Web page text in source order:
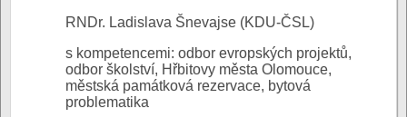
RNDr. Ladislava Šnevajse (KDU-ČSL)
s kompetencemi: odbor evropských projektů,
odbor školství, Hřbitovy města Olomouce,
městská památková rezervace, bytová
problematika